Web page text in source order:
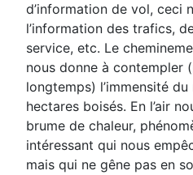
d’information de vol, ceci
l’information des trafics,
service, etc. Le
nous donne à contempler
longtemps) l’immensité
hectares boisés. En l’air
brume de chaleur,
intéressant qui nous
mais qui ne gêne pas en